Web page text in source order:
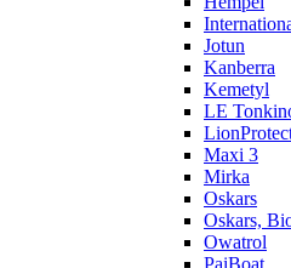
Jotun
Kanberra
Kemetyl
LE
Maxi 3
Mirka
Oskars
Oskars,
Owatrol